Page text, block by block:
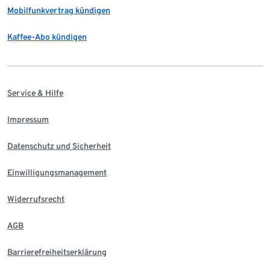
Mobilfunkvertrag kündigen
Kaffee-Abo kündigen
Service & Hilfe
Impressum
Datenschutz und Sicherheit
Einwilligungsmanagement
Widerrufsrecht
AGB
Barrierefreiheitserklärung